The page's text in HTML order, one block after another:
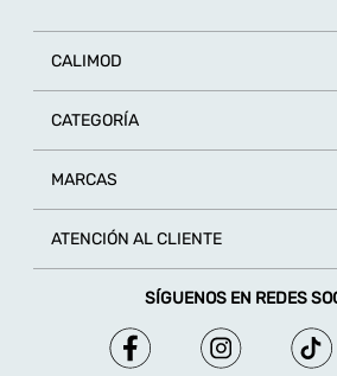
CALIMOD
CATEGORÍA
MARCAS
ATENCIÓN AL CLIENTE
SÍGUENOS EN REDES